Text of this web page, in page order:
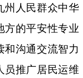
州人民群众中华
方的平安性专业
和沟通交流智力
员推广居民运维